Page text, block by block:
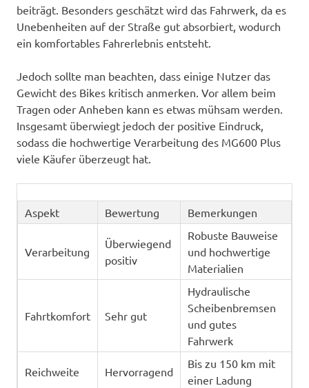
beiträgt. Besonders geschätzt wird das Fahrwerk, da es
Unebenheiten auf der Straße gut absorbiert, wodurch
ein komfortables Fahrerlebnis entsteht.
Jedoch sollte man beachten, dass einige Nutzer das
Gewicht des Bikes kritisch anmerken. Vor allem beim
Tragen oder Anheben kann es etwas mühsam werden.
Insgesamt überwiegt jedoch der positive Eindruck,
sodass die hochwertige Verarbeitung des MG600 Plus
viele Käufer überzeugt hat.
Aspekt Bewertung Bemerkungen
Verarbeitung
Überwiegend
positiv
Robuste Bauweise
und hochwertige
Materialien
Fahrtkomfort Sehr gut
Hydraulische
Scheibenbremsen
und gutes
Fahrwerk
Reichweite Hervorragend
Bis zu 150 km mit
einer Ladung